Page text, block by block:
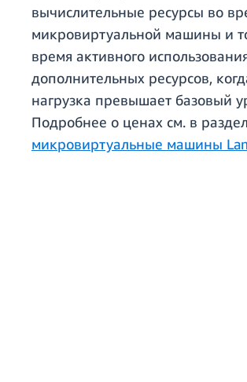
вычислительные ресурсы во
микровиртуальной машины и
время активного
дополнительных ресурсов,
нагрузка превышает базовый
Подробнее о ценах см. в
микровиртуальные машины